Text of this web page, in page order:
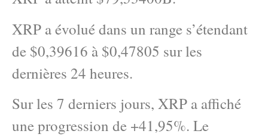
XRP a évolué dans un range s’étendant
de $0,39616 à $0,47805 sur les
dernières 24 heures.
Sur les 7 derniers jours, XRP a affiché
une progression de +41,95%. Le